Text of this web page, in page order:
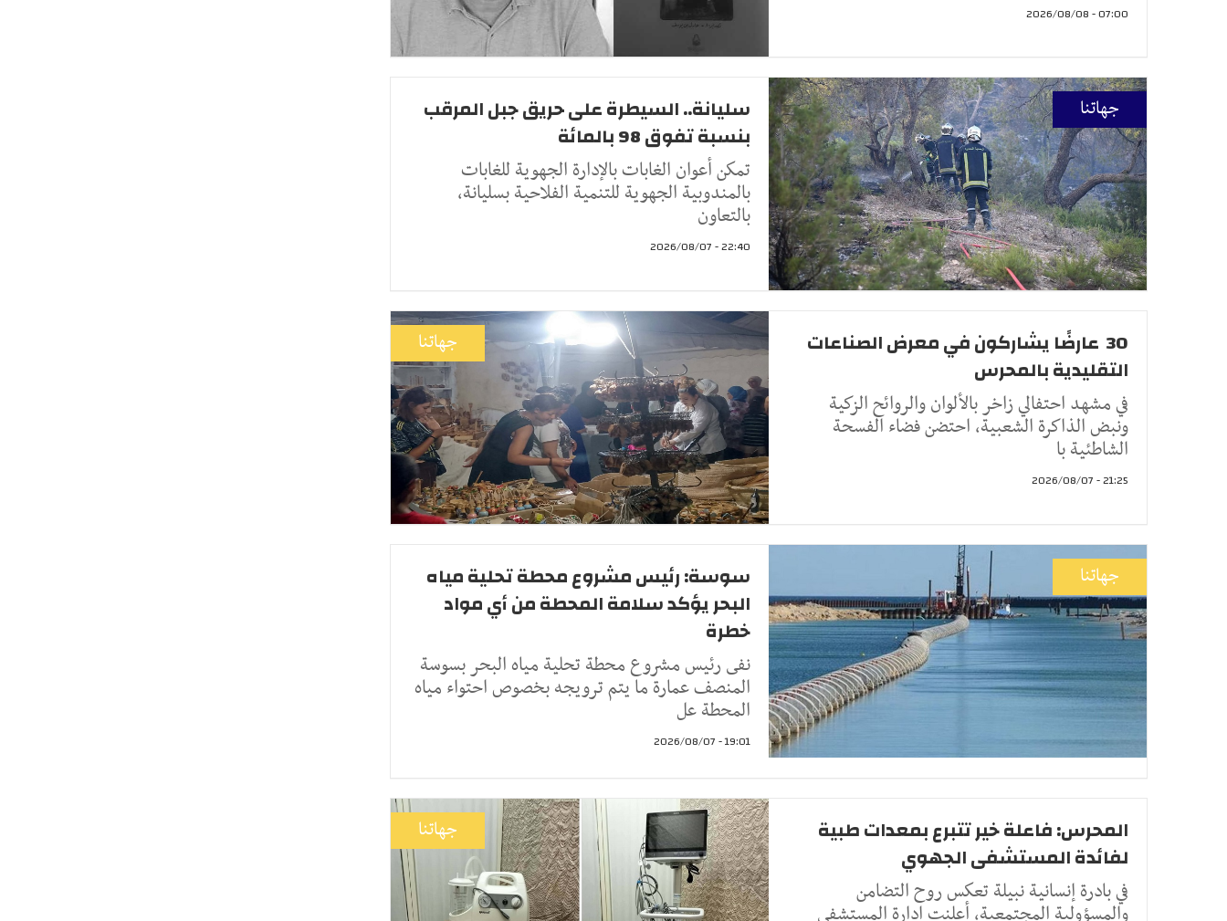
07:00 - 2026/08/08
جهاتنا
سليانة.. السيطرة على حريق جبل المرقب
بنسبة تفوق 98 بالمائة
تمكن أعوان الغابات بالإدارة الجهوية للغابات
بالمندوبية الجهوية للتنمية الفلاحية بسليانة،
بالتعاون
22:40 - 2026/08/07
جهاتنا
30 عارضًا يشاركون في معرض الصناعات
التقليدية بالمحرس
في مشهد احتفالي زاخر بالألوان والروائح الزكية
ونبض الذاكرة الشعبية، احتضن فضاء الفسحة
الشاطئية با
21:25 - 2026/08/07
جهاتنا
سوسة: رئيس مشروع محطة تحلية مياه
البحر يؤكد سلامة المحطة من أي مواد
خطرة
نفى رئيس مشروع محطة تحلية مياه البحر بسوسة
المنصف عمارة ما يتم ترويجه بخصوص احتواء مياه
المحطة عل
19:01 - 2026/08/07
جهاتنا
المحرس: فاعلة خير تتبرع بمعدات طبية
لفائدة المستشفى الجهوي
في بادرة إنسانية نبيلة تعكس روح التضامن
والمسؤولية المجتمعية، أعلنت إدارة المستشفى